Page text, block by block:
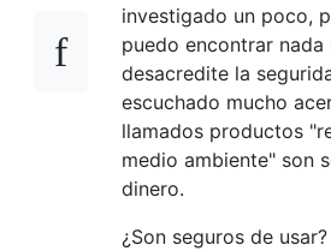
investigado un poco,
puedo encontrar nada
desacredite la
escuchado mucho
llamados productos
medio ambiente" son
dinero.
¿Son seguros de